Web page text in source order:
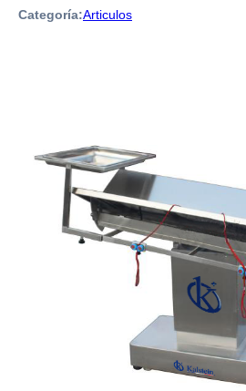
Categoría:Articulos